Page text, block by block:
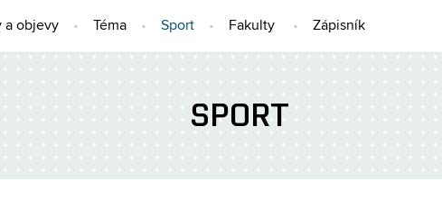
a objevy Téma Sport Fakulty Zápisník
SPORT